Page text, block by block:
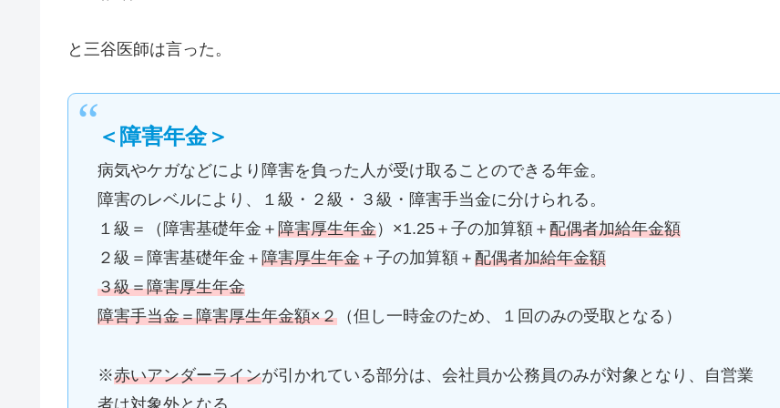
と三谷医師は言った。
＜障害年金＞
病気やケガなどにより障害を負った人が受け取ることのできる年金。
障害のレベルにより、１級・２級・３級・障害手当金に分けられる。
１級＝（障害基礎年金＋障害厚生年金）×1.25＋子の加算額＋配偶者加給年金額
２級＝障害基礎年金＋障害厚生年金 ＋子の加算額＋配偶者加給年金額
３級＝障害厚生年金
障害手当金＝障害厚生年金額×２ （但し一時金のため、１回のみの受取となる）
※赤いアンダーラインが引かれている部分は、会社員か公務員のみが対象となり、自営業
者は対象外となる。